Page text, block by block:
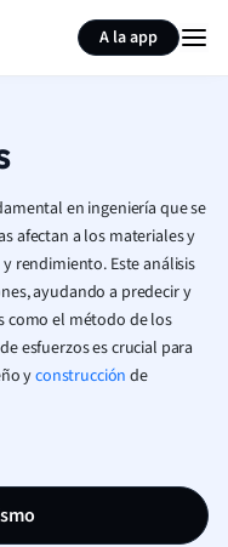
A la app
en ingeniería que se
afectan a los materiales y
rendimiento. Este análisis
ayudando a predecir y
como el método de los
esfuerzos es crucial para
yconstrucción de
Resumir página